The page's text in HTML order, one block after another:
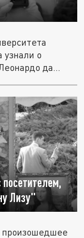
о
да...
посетителем,
Лизу"
произошедшее